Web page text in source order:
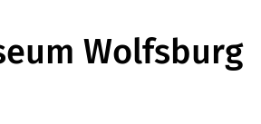
Wolfsburg